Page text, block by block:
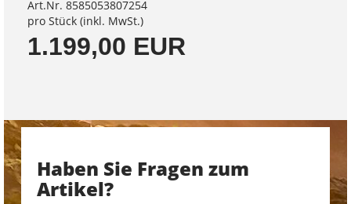
Art.Nr. 8585053807254
pro Stück (inkl. MwSt.)
1.199,00 EUR
Haben Sie Fragen zum
Artikel?